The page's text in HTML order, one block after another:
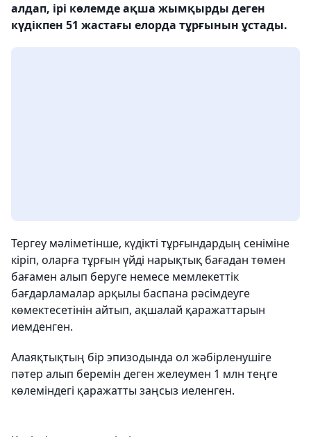
алдап, ірі көлемде ақша жымқырды деген
күдікпен 51 жастағы елорда тұрғынын ұстады.
Тергеу мәліметінше, күдікті тұрғындардың сеніміне
кіріп, оларға тұрғын үйді нарықтық бағадан төмен
бағамен алып беруге немесе мемлекеттік
бағдарламалар арқылы баспана рәсімдеуге
көмектесетінін айтып, ақшалай қаражаттарын
иемденген.
Алаяқтықтың бір эпизодында ол жәбірленушіге
пәтер алып беремін деген желеумен 1 млн теңге
көлеміндегі қаражатты заңсыз иеленген.